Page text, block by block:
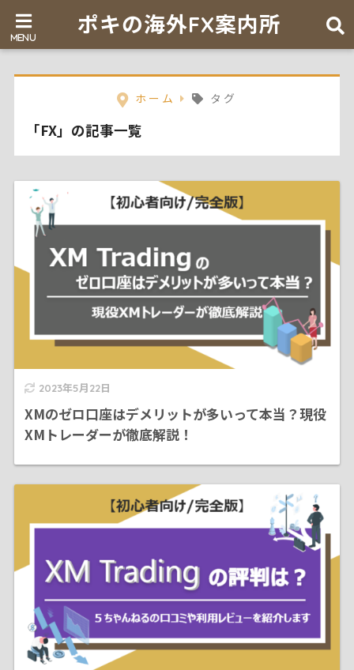
ポキの海外FX案内所
ホーム タグ
「FX」の記事一覧
2023年5月22日
XMのゼロ口座はデメリットが多いって本当？現役
XMトレーダーが徹底解説！